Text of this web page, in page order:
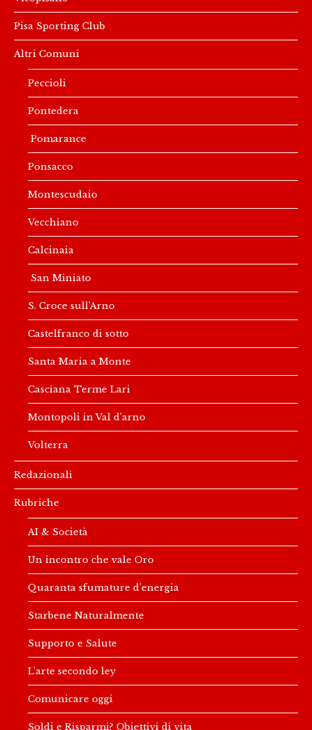
Pisa Sporting Club
Altri Comuni
Peccioli
Pontedera
Pomarance
Ponsacco
Montescudaio
Vecchiano
Calcinaia
San Miniato
S. Croce sull’Arno
Castelfranco di sotto
Santa Maria a Monte
Casciana Terme Lari
Montopoli in Val d’arno
Volterra
Redazionali
Rubriche
AI & Società
Un incontro che vale Oro
Quaranta sfumature d’energia
Starbene Naturalmente
Supporto e Salute
L’arte secondo ley
Comunicare oggi
Soldi e Risparmi? Obiettivi di vita